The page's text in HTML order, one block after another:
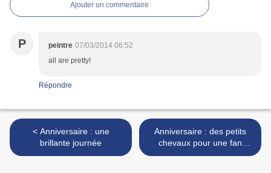
Ajouter un commentaire
P peintre 07/03/2014 06:52
all are pretty!
Répondre
< Anniversaire : une
brillante journée
Anniversaire : des petits
chevaux pour une fan
d'équitation (à imprimer -